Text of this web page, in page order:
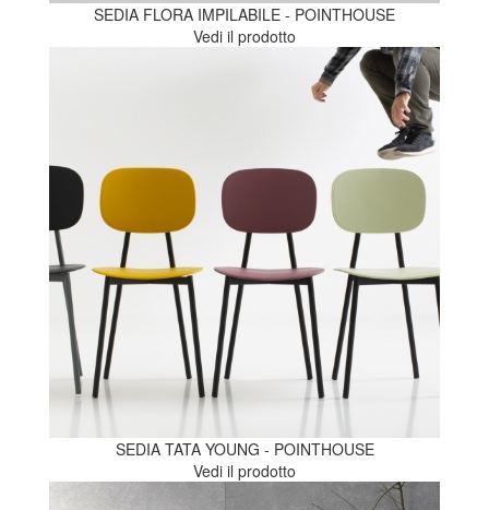
SEDIA FLORA IMPILABILE - POINTHOUSE
Vedi il prodotto
SEDIA TATA YOUNG - POINTHOUSE
Vedi il prodotto